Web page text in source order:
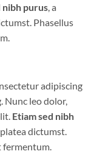
nibh purus , a
Phasellus
adipiscing
Nunc leo dolor,
Etiam sed nibh
dictumst.
fermentum.